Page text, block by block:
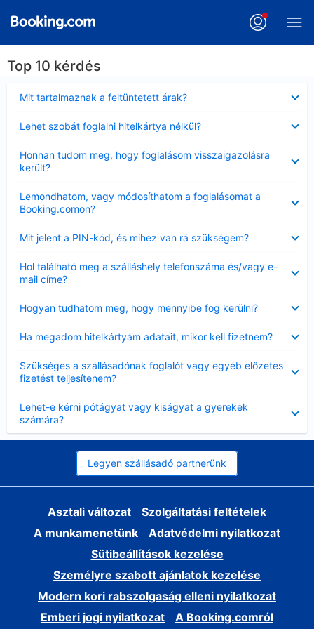
Top 10 kérdés
Mit tartalmaznak a feltüntetett árak?
Lehet szobát foglalni hitelkártya nélkül?
Honnan tudom meg, hogy foglalásom visszaigazolásra
került?
Lemondhatom, vagy módosíthatom a foglalásomat a
Booking.comon?
Mit jelent a PIN-kód, és mihez van rá szükségem?
Hol található meg a szálláshely telefonszáma és/vagy e-
mail címe?
Hogyan tudhatom meg, hogy mennyibe fog kerülni?
Ha megadom hitelkártyám adatait, mikor kell fizetnem?
Szükséges a szállásadónak foglalót vagy egyéb előzetes
fizetést teljesítenem?
Lehet-e kérni pótágyat vagy kiságyat a gyerekek
számára?
Legyen szállásadó partnerünk
Asztali változat
Szolgáltatási feltételek
A munkamenetünk
Adatvédelmi nyilatkozat
Sütibeállítások kezelése
Személyre szabott ajánlatok kezelése
Modern kori rabszolgaság elleni nyilatkozat
Emberi jogi nyilatkozat
A Booking.comról